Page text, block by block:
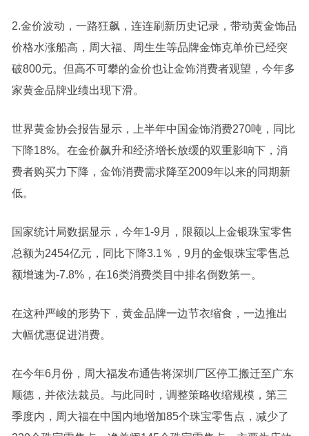
2.金价波动，一路狂飙，连连刷新历史记录，带动黄金饰品
价格水涨船高，周大福、周生生等品牌金饰克单价已经突
破800元。但高不可攀的金价也让金饰消费者观望，今年多
家黄金品牌业绩出现下滑。
世界黄金协会报告显示，上半年中国金饰消费270吨，同比
下降18%。在金价飙升和经济增长放缓的双重影响下，消
费者购买力下降，金饰消费需求降至2009年以来的同期新
低。
国家统计局数据显示，今年1-9月，限额以上金银珠宝零售
总额为2454亿元，同比下降3.1％，9月的金银珠宝零售总
额增速为-7.8%，在16类消费类目中排名倒数第一。
在这种严峻的形势下，黄金品牌一边节衣缩食，一边推出
大幅优惠促进消费。
在今年6月份，周大福发布通告将深圳厂区停工搬迁至广东
顺德，并依法裁员。与此同时，调整策略收缩规模，第三
季度内，周大福在中国内地增加85个珠宝零售点，减少了